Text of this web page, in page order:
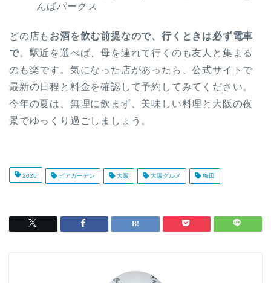
んばパークス
どの店も お酒を飲む前提なので、行くときは必ず電車
で。駅近を選べば、母を連れて行くのも友人と集まる
のも楽です。気になった店があったら、公式サイトで
最新の日程と料金を確認して予約してみてください。
今年の夏は、無理に飲まず、美味しい料理と大阪の夜
景でゆっくり過ごしましょう。
2026 ビアガーデン 大阪 大阪グルメ 梅田